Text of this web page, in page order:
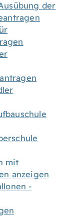
der
mit
anzeigen
-